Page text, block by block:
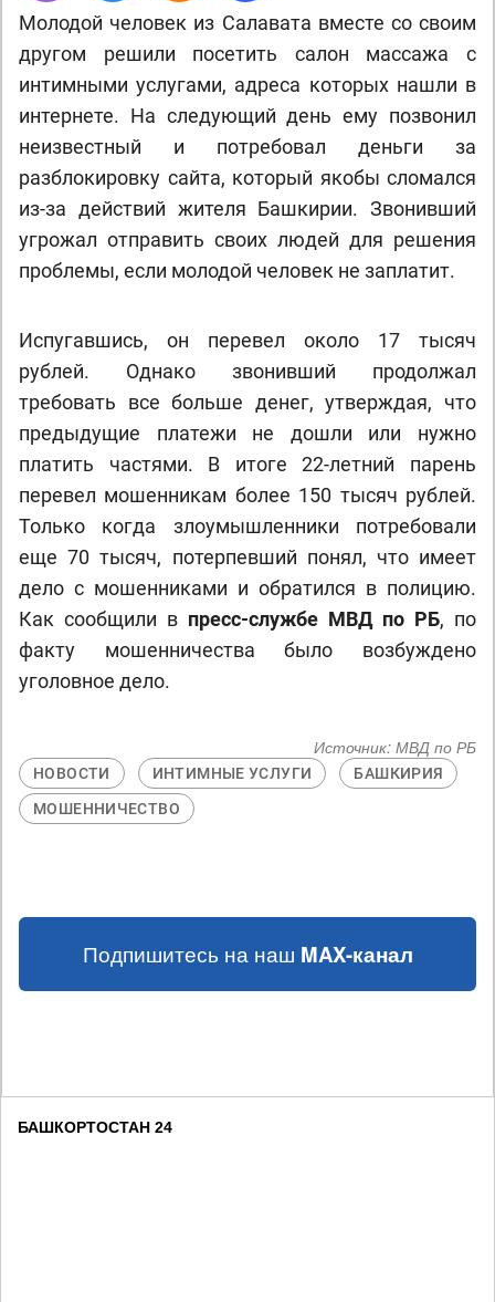
Молодой человек из Салавата вместе со своим
другом решили посетить салон массажа с
интимными услугами, адреса которых нашли в
интернете. На следующий день ему позвонил
неизвестный и потребовал деньги за
разблокировку сайта, который якобы сломался
из-за действий жителя Башкирии. Звонивший
угрожал отправить своих людей для решения
проблемы, если молодой человек не заплатит.
Испугавшись, он перевел около 17 тысяч
рублей. Однако звонивший продолжал
требовать все больше денег, утверждая, что
предыдущие платежи не дошли или нужно
платить частями. В итоге 22-летний парень
перевел мошенникам более 150 тысяч рублей.
Только когда злоумышленники потребовали
еще 70 тысяч, потерпевший понял, что имеет
дело с мошенниками и обратился в полицию.
Как сообщили в пресс-службе МВД по РБ, по
факту мошенничества было возбуждено
уголовное дело.
Источник: МВД по РБ
НОВОСТИ ИНТИМНЫЕ УСЛУГИ
БАШКИРИЯ
МОШЕННИЧЕСТВО
Подпишитесь на наш MAX-канал
БАШКОРТОСТАН 24